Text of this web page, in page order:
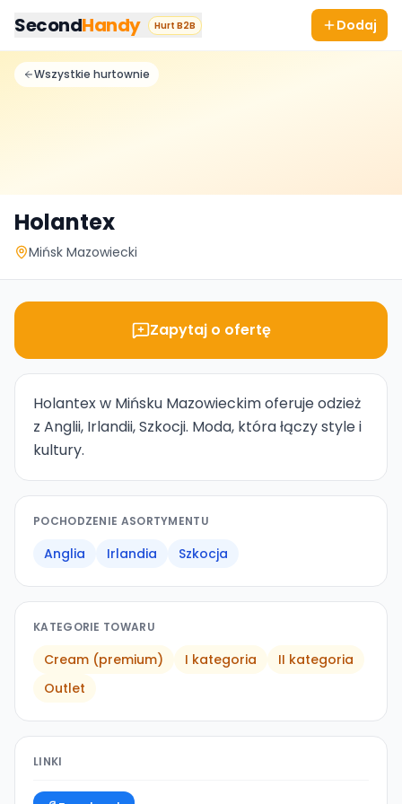
SecondHandy Hurt B2B Dodaj
Wszystkie hurtownie
Holantex
Mińsk Mazowiecki
Zapytaj o ofertę
Holantex w Mińsku Mazowieckim oferuje odzież
z Anglii, Irlandii, Szkocji. Moda, która łączy style i
kultury.
POCHODZENIE ASORTYMENTU
Anglia Irlandia Szkocja
KATEGORIE TOWARU
Cream (premium) I kategoria
II kategoria
Outlet
LINKI